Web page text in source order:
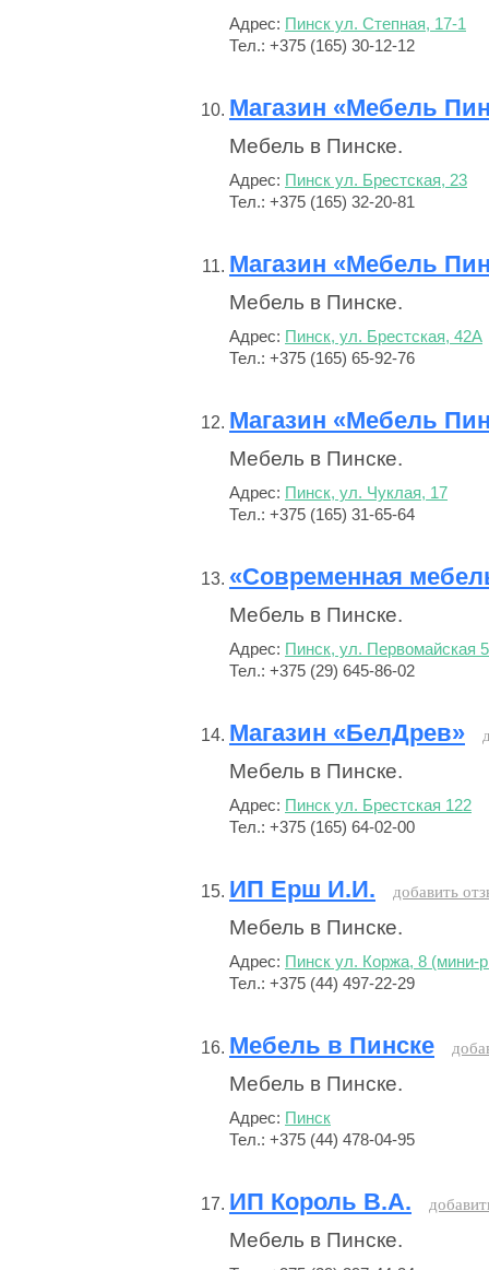
Адрес: Пинск ул. Степная, 17-1
Тел.: +375 (165) 30-12-12
Магазин «Мебель
Мебель в Пинске.
Адрес: Пинск ул. Брестская, 23
Тел.: +375 (165) 32-20-81
Магазин «Мебель
Мебель в Пинске.
Адрес: Пинск, ул. Брестская, 42А
Тел.: +375 (165) 65-92-76
Магазин «Мебель
Мебель в Пинске.
Адрес: Пинск, ул. Чуклая, 17
Тел.: +375 (165) 31-65-64
«Современная
Мебель в Пинске.
Адрес: Пинск, ул. Первомайская
Тел.: +375 (29) 645-86-02
Магазин «БелДрев»
Мебель в Пинске.
Адрес: Пинск ул. Брестская 122
Тел.: +375 (165) 64-02-00
ИП Ерш И.И. добавить
Мебель в Пинске.
Адрес: Пинск ул. Коржа, 8 (мини-
Тел.: +375 (44) 497-22-29
Мебель в Пинске
Мебель в Пинске.
Адрес: Пинск
Тел.: +375 (44) 478-04-95
ИП Король В.А.
Мебель в Пинске.